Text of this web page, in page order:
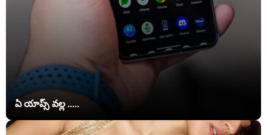
ఏ యాప్స్‌ వల్ల .....